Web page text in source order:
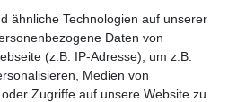
ähnliche Technologien auf unserer
Daten von
(z.B. IP-Adresse), um z.B.
Medien von
Zugriffe auf unsere Website zu